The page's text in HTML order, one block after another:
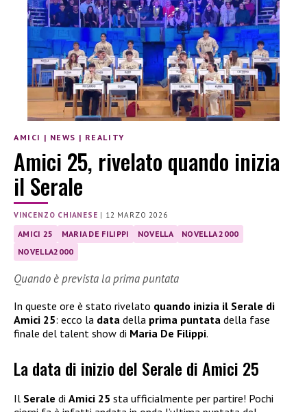
AMICI | NEWS | REALITY
Amici 25, rivelato quando inizia
il Serale
VINCENZO CHIANESE | 12 MARZO 2026
AMICI 25 MARIA DE FILIPPI NOVELLA
NOVELLA 2000
NOVELLA2000
Quando è prevista la prima puntata
In queste ore è stato rivelato quando inizia il Serale di
Amici 25: ecco la data della prima puntata della fase
finale del talent show di Maria De Filippi.
La data di inizio del Serale di Amici 25
Il Serale di Amici 25 sta ufficialmente per partire! Pochi